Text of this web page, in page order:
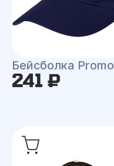
Бейсболка Promo
241 ₽